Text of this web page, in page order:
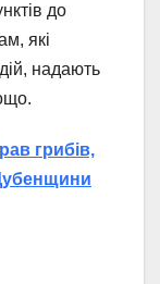
до
які
надають
грибів,